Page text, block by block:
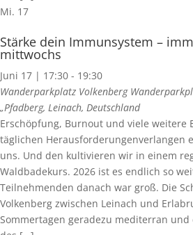
Mi. 17
Stärke dein Immunsystem –
mittwochs
Juni 17 | 17:30 - 19:30
Wanderparkplatz Volkenberg
„Pfadberg, Leinach, Deutschland
Erschöpfung, Burnout und viele weitere
täglichen Herausforderungenverlangen
uns. Und den kultivieren wir in einem
Waldbadekurs. 2026 ist es endlich so
Teilnehmenden danach war groß. Die
Volkenberg zwischen Leinach und
Sommertagen geradezu mediterran